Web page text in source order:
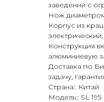
заведений с
Нож
Корпус из
Конструкция
алюминиевую
Доставка по
задачу,
Страна:: Китай
Модель:: SL 195